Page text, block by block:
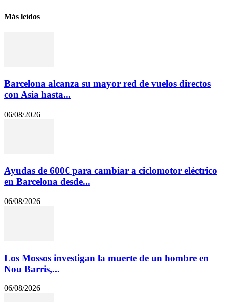
Más leídos
Barcelona alcanza su mayor red de vuelos directos
con Asia hasta...
06/08/2026
Ayudas de 600€ para cambiar a ciclomotor eléctrico
en Barcelona desde...
06/08/2026
Los Mossos investigan la muerte de un hombre en
Nou Barris,...
06/08/2026